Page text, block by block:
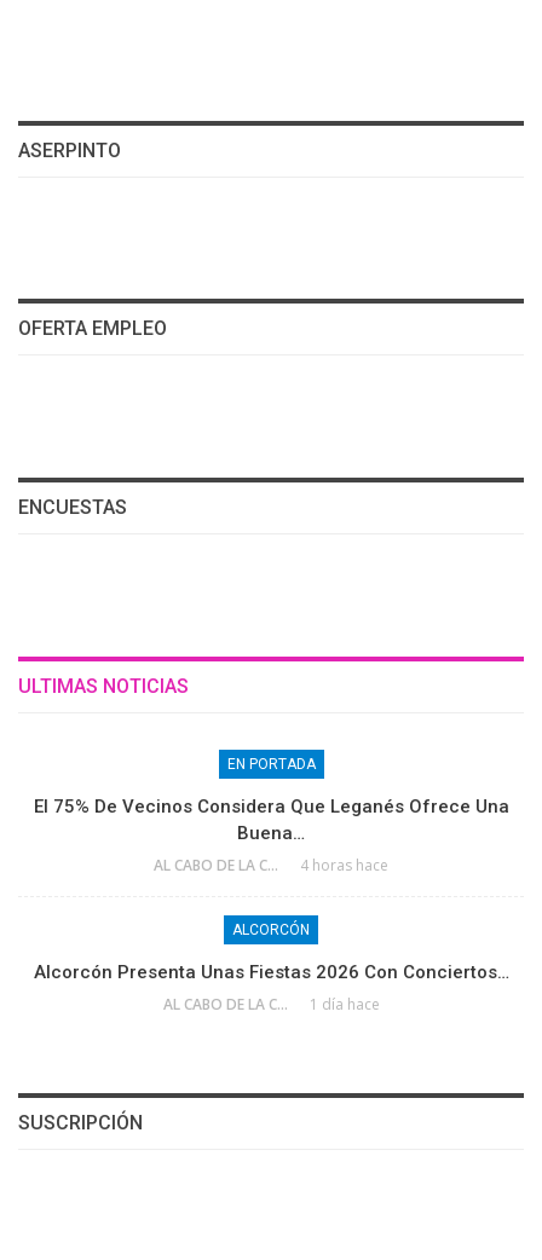
ASERPINTO
OFERTA EMPLEO
ENCUESTAS
ULTIMAS NOTICIAS
EN PORTADA
El 75% De Vecinos Considera Que Leganés Ofrece Una
Buena…
AL CABO DE LA CALLE 4 horas hace
ALCORCÓN
Alcorcón Presenta Unas Fiestas 2026 Con Conciertos…
AL CABO DE LA CALLE 1 día hace
SUSCRIPCIÓN